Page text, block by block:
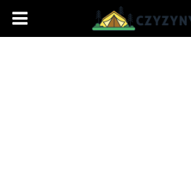
Czyzyny.pl